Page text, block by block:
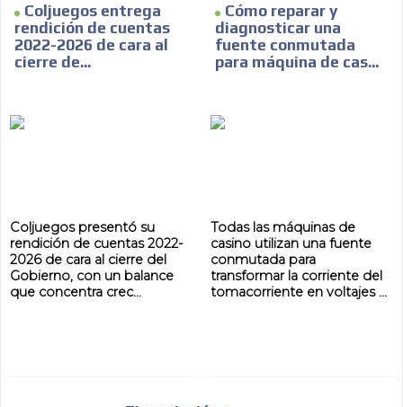
Coljuegos entrega
rendición de cuentas
2022-2026 de cara al
cierre de...
Coljuegos presentó su
rendición de cuentas 2022-
2026 de cara al cierre del
Gobierno, con un balance
que concentra crec...
Cómo reparar y
diagnosticar una
fuente conmutada
para máquina de cas...
Todas las máquinas de
casino utilizan una fuente
conmutada para
transformar la corriente del
tomacorriente en voltajes ...